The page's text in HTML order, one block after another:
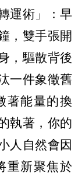
運術」：早
，雙手張開
，驅散背後
一件象徵舊
著能量的換
執著，你的
人自然會因
重新聚焦於